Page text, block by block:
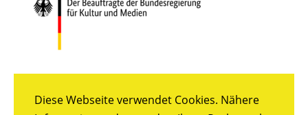
Diese Webseite verwendet Cookies. Nähere